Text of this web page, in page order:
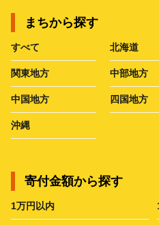
まちから探す
すべて 北海道
関東地方 中部地方
中国地方 四国地方
沖縄
寄付金額から探す
1万円以内